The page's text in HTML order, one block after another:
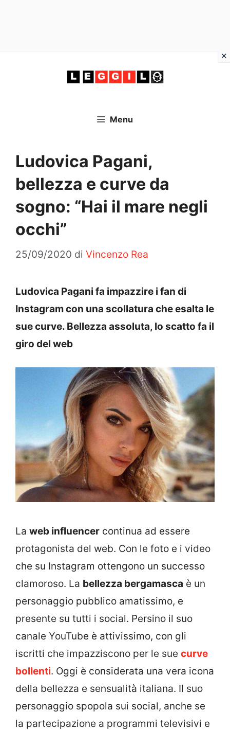
Menu
Ludovica Pagani,
bellezza e curve da
sogno: “Hai il mare negli
occhi”
25/09/2020 di Vincenzo Rea
Ludovica Pagani fa impazzire i fan di
Instagram con una scollatura che esalta le
sue curve. Bellezza assoluta, lo scatto fa il
giro del web
La web influencer continua ad essere
protagonista del web. Con le foto e i video
che su Instagram ottengono un successo
clamoroso. La bellezza bergamasca è un
personaggio pubblico amatissimo, e
presente su tutti i social. Persino il suo
canale YouTube è attivissimo, con gli
iscritti che impazziscono per le sue curve
bollenti. Oggi è considerata una vera icona
della bellezza e sensualità italiana. Il suo
personaggio spopola sui social, anche se
la partecipazione a programmi televisivi e